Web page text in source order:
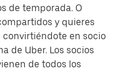
de temporada. O
y quieres
en socio
de Uber. Los socios
de todos los